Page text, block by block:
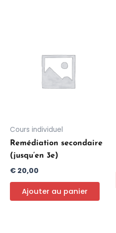
Cours individuel
Remédiation secondaire
(jusqu’en 3e)
€ 20,00
Ajouter au panier